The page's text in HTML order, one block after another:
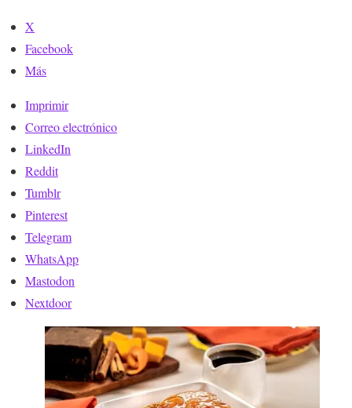
X
Facebook
Más
Imprimir
Correo electrónico
LinkedIn
Reddit
Tumblr
Pinterest
Telegram
WhatsApp
Mastodon
Nextdoor